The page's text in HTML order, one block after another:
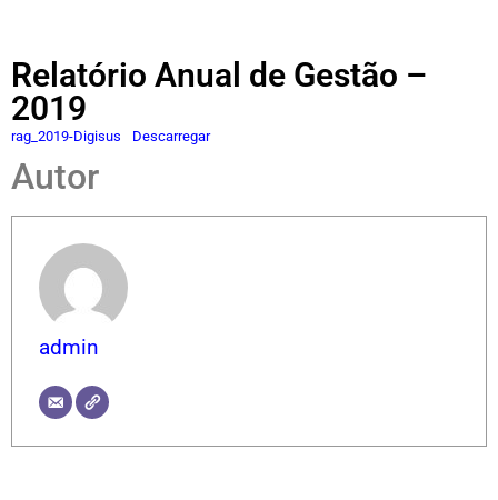
Relatório Anual de Gestão –
2019
rag_2019-Digisus Descarregar
Autor
admin